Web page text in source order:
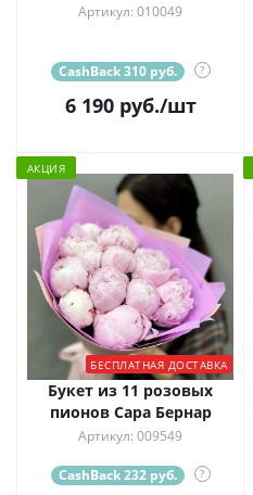
Артикул: 010049
CashBack 310 руб. ?
6 190руб./шт
АКЦИЯ
БЕСПЛАТНАЯ ДОСТАВКА
Букет из 11 розовых
пионов Сара Бернар
Артикул: 009549
CashBack 232 руб. ?